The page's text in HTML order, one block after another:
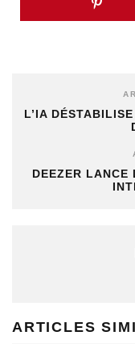
L’IA
DEEZER LANCE
ARTICLES